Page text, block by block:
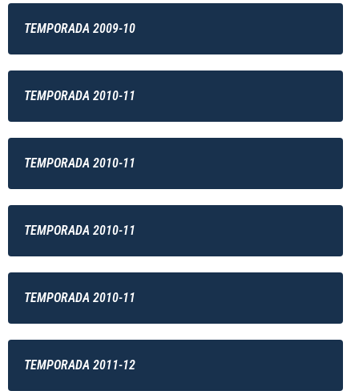
TEMPORADA 2009-10
TEMPORADA 2010-11
TEMPORADA 2010-11
TEMPORADA 2010-11
TEMPORADA 2010-11
TEMPORADA 2011-12